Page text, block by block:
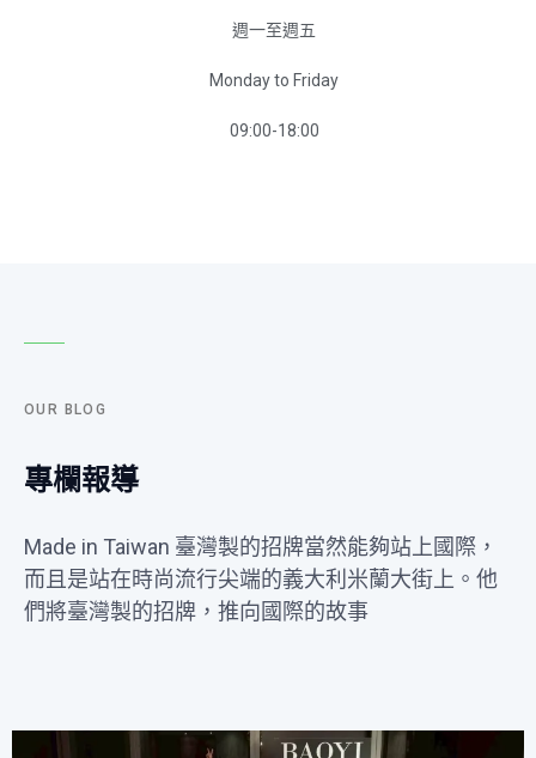
週一至週五
Monday to Friday
09:00-18:00
OUR BLOG
專欄報導
Made in Taiwan 臺灣製的招牌當然能夠站上國際，
而且是站在時尚流行尖端的義大利米蘭大街上。他
們將臺灣製的招牌，推向國際的故事